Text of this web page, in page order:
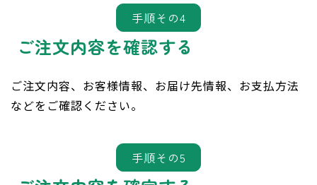
手順その4
ご注文内容を確認する
ご注文内容、お客様情報、お届け先情報、お支払方法
などをご確認ください。
手順その5